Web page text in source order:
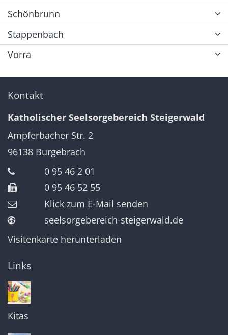
Schönbrunn
Stappenbach
Vorra
Kontakt
Katholischer Seelsorgebereich Steigerwald
Ampferbacher Str. 2
96138 Burgebrach
0 95 46 2 01
0 95 46 52 55
Klick zum E-Mail senden
seelsorgebereich-steigerwald.de
Visitenkarte herunterladen
Links
Kitas